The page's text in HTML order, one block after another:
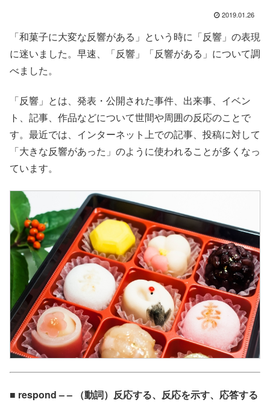
2019.01.26
「和菓子に大変な反響がある」という時に「反響」の表現
に迷いました。早速、「反響」「反響がある」について調
べました。
「反響」とは、発表・公開された事件、出来事、イベン
ト、記事、作品などについて世間や周囲の反応のことで
す。最近では、インターネット上での記事、投稿に対して
「大きな反響があった」のように使われることが多くなっ
ています。
■ respond – – （動詞）反応する、反応を示す、応答する